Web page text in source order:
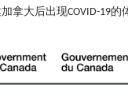
拿大后出现COVID-19的